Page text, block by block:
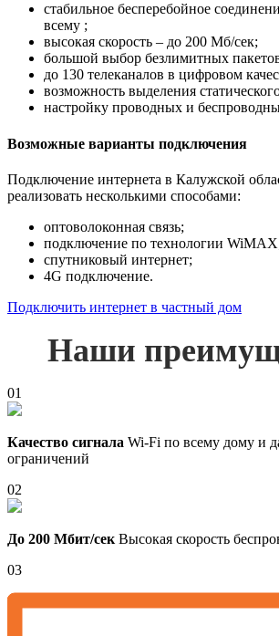
стабильное бесперебойное
всему ;
высокая скорость – до 200 Мб/сек;
большой выбор безлимитных
до 130 телеканалов в цифровом
возможность выделения
настройку проводных и
Возможные варианты подключения
Подключение интернета в Калужской
реализовать несколькими способами:
оптоволоконная связь;
подключение по технологии
спутниковый интернет;
4G подключение.
Подключить интернет в частный дом
Наши
01
Качество сигнала Wi-Fi по всему дому и
ограничений
02
До 200 Мбит/сек Высокая скорость
03